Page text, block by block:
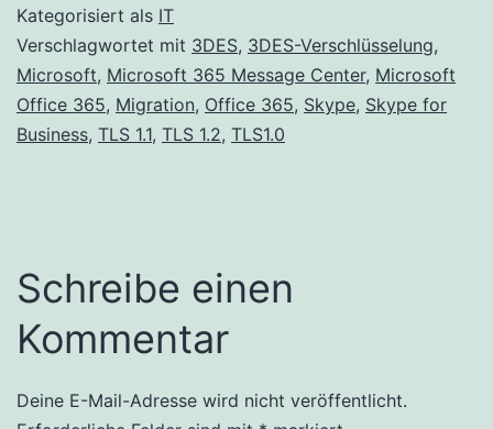
Kategorisiert als IT
Verschlagwortet mit 3DES, 3DES-Verschlüsselung,
Microsoft, Microsoft 365 Message Center, Microsoft
Office 365, Migration, Office 365, Skype, Skype for
Business, TLS 1.1, TLS 1.2, TLS1.0
Schreibe einen
Kommentar
Deine E-Mail-Adresse wird nicht veröffentlicht.
Alternative: